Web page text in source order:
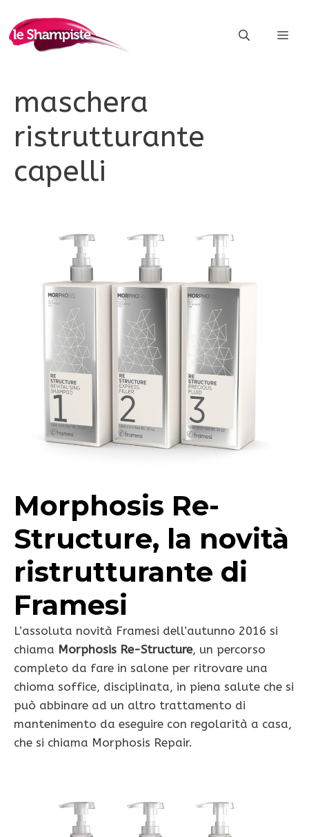
contenuto
maschera
ristrutturante
capelli
Morphosis Re-
Structure, la novità
ristrutturante di
Framesi
L’assoluta novità Framesi dell’autunno 2016 si
chiama Morphosis Re-Structure, un percorso
completo da fare in salone per ritrovare una
chioma soffice, disciplinata, in piena salute che si
può abbinare ad un altro trattamento di
mantenimento da eseguire con regolarità a casa,
che si chiama Morphosis Repair.